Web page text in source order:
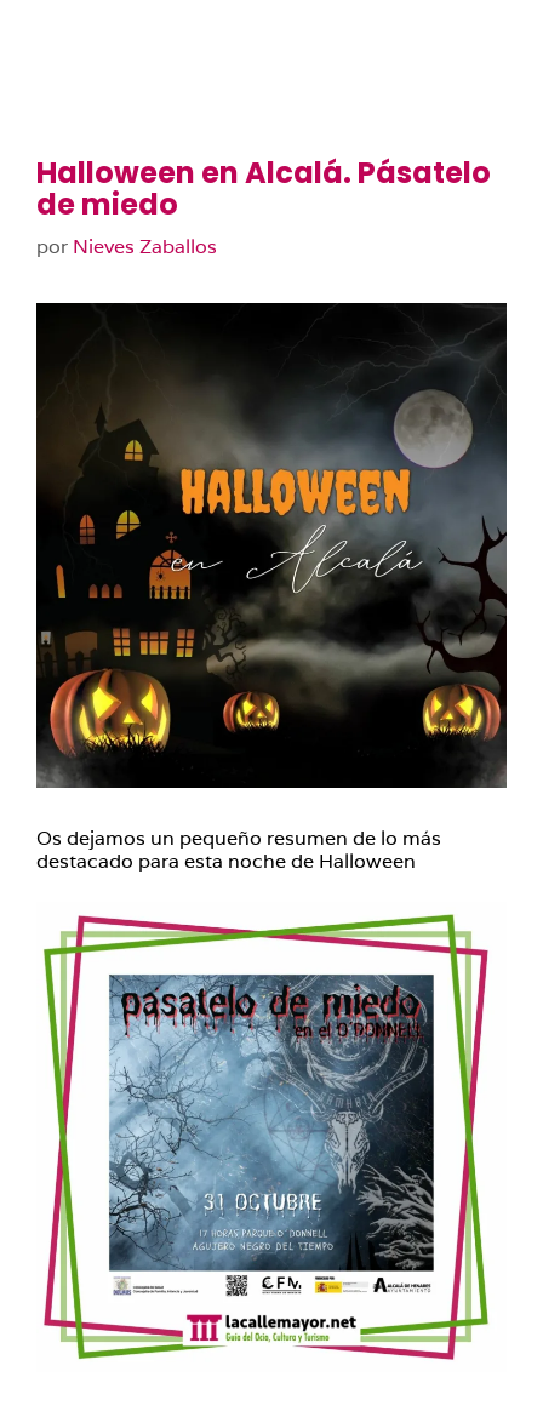
Halloween en Alcalá. Pásatelo
de miedo
por Nieves Zaballos
Os dejamos un pequeño resumen de lo más
destacado para esta noche de Halloween